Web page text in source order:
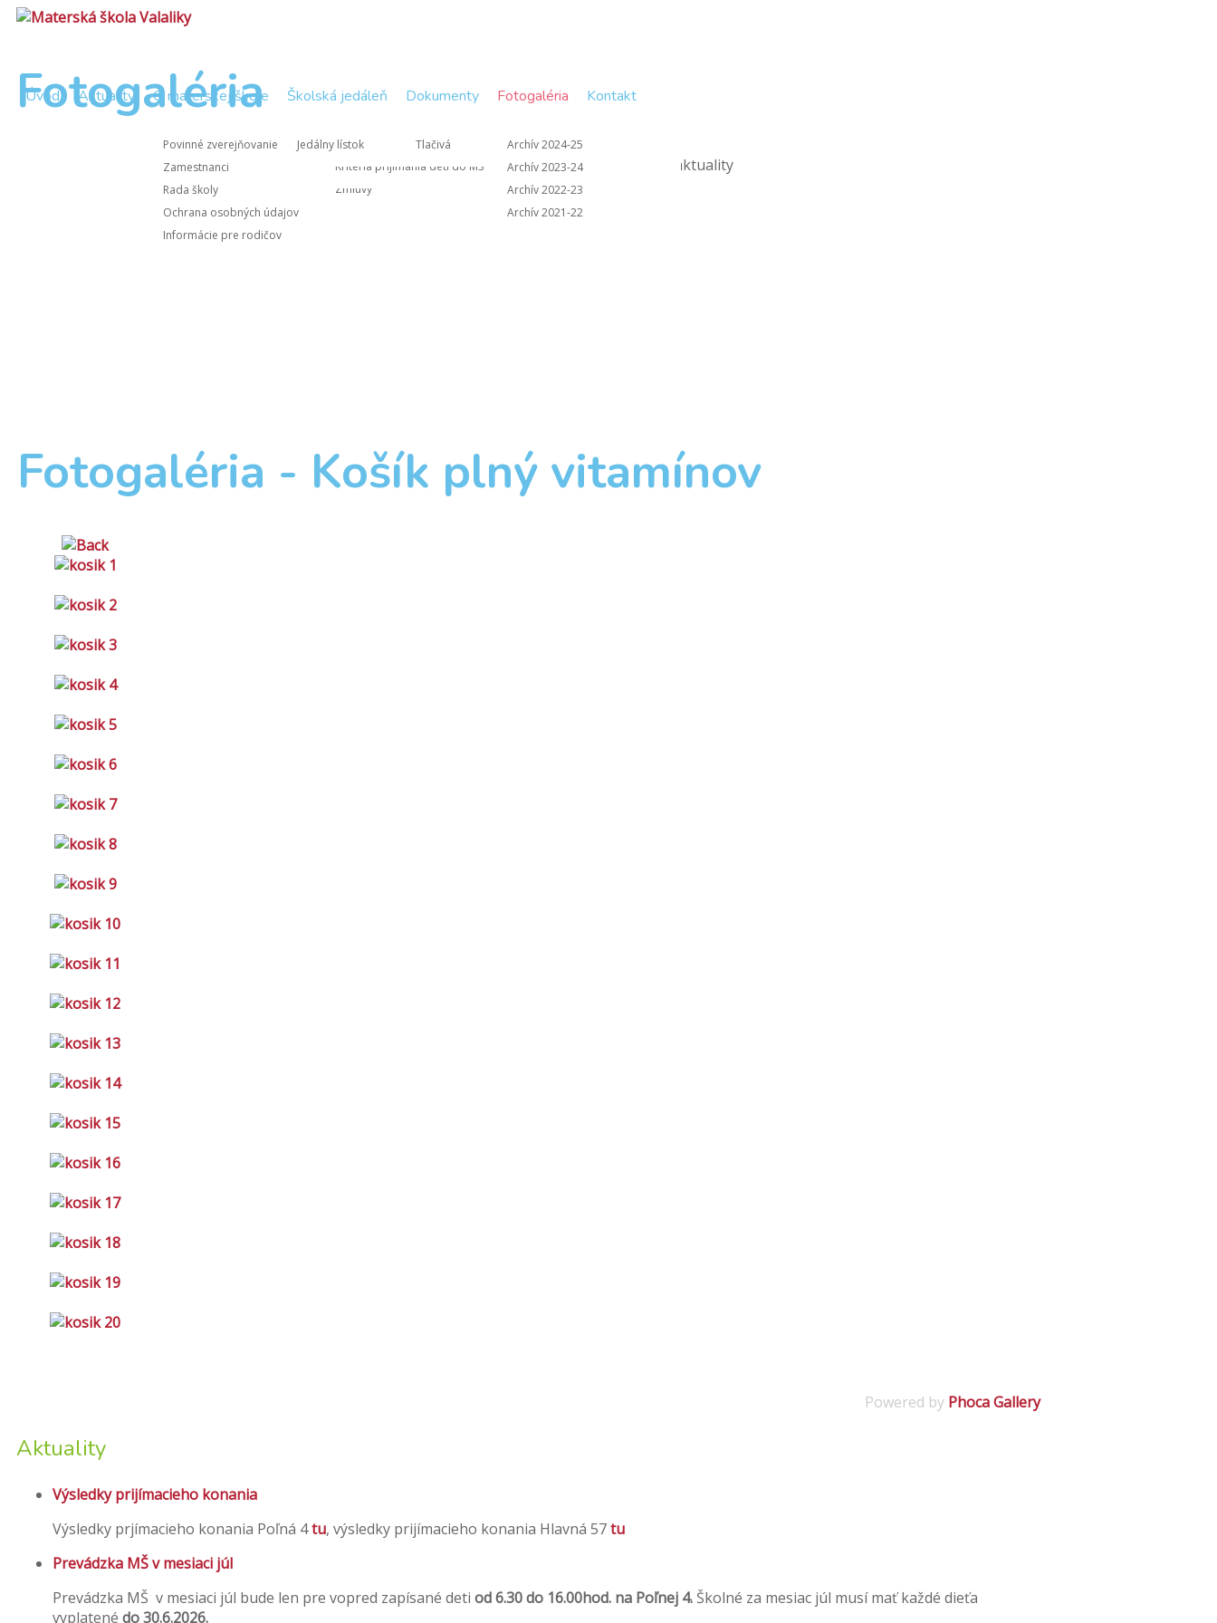
Úvod Aktuality O materskej škole
Povinné zverejňovanie
Zápisnice Rady školy
Zápisnice z pedagogických porád
Zmluvy
Zamestnanci
Rada školy
Ochrana osobných údajov
Informácie pre rodičov
Nástup do MŠ
Kritériá prijímania detí do MŠ
Školská jedáleň
Jedálny lístok
Dokumenty
Tlačivá
Fotogaléria
Archív 2024-25
Archív 2023-24
Archív 2022-23
Archív 2021-22
Kontakt
Fotogaléria
Fotogaléria - Košík plný vitamínov
Powered by Phoca Gallery
Aktuality
Výsledky prijímacieho konania
Výsledky prjímacieho konania Poľná 4tu, výsledky prijímacieho konania Hlavná 57tu
Prevádzka MŠ v mesiaci júl
Prevádzka MŠ v mesiaci júl bude len pre vopred zapísané deti od 6.30 do 16.00hod. na Poľnej 4. Školné za mesiac júl musí mať každé dieťa
vyplatené do 30.6.2026.